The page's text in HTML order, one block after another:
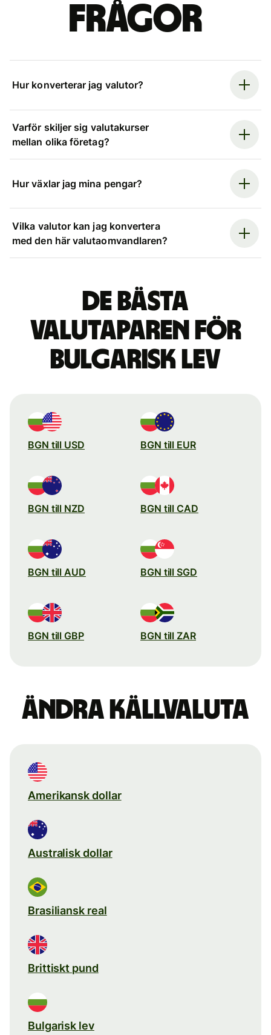
frågor
Hur konverterar jag valutor?
Varför skiljer sig valutakurser
mellan olika företag?
Hur växlar jag mina pengar?
Vilka valutor kan jag konvertera
med den här valutaomvandlaren?
De bästa
valutaparen för
bulgarisk lev
BGN till USD BGN till EUR
BGN till NZD BGN till CAD
BGN till AUD BGN till SGD
BGN till GBP BGN till ZAR
Ändra källvaluta
Amerikansk dollar
Australisk dollar
Brasiliansk real
Brittiskt pund
Bulgarisk lev